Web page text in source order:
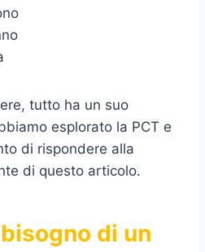
tutto ha un suo
esplorato la PCT e
di rispondere alla
di questo articolo.
di un